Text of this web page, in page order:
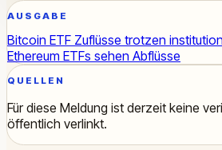
AUSGABE
Bitcoin ETF Zuflüsse trotzen
Ethereum ETFs sehen Abflüsse
QUELLEN
Für diese Meldung ist derzeit keine
öffentlich verlinkt.